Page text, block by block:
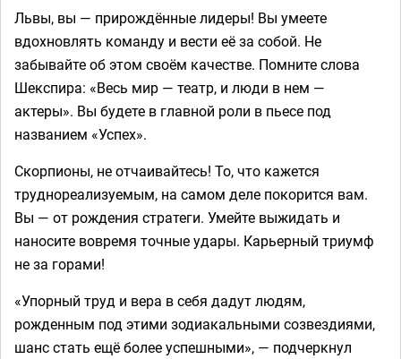
Львы, вы — прирождённые лидеры! Вы умеете
вдохновлять команду и вести её за собой. Не
забывайте об этом своём качестве. Помните слова
Шекспира: «Весь мир — театр, и люди в нем —
актеры». Вы будете в главной роли в пьесе под
названием «Успех».
Скорпионы, не отчаивайтесь! То, что кажется
труднореализуемым, на самом деле покорится вам.
Вы — от рождения стратеги. Умейте выжидать и
наносите вовремя точные удары. Карьерный триумф
не за горами!
«Упорный труд и вера в себя дадут людям,
рожденным под этими зодиакальными созвездиями,
шанс стать ещё более успешными», — подчеркнул